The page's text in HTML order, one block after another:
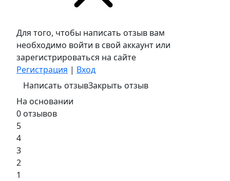
Для того, чтобы написать отзыв вам
необходимо войти в свой аккаунт или
зарегистрироваться на сайте
Регистрация | Вход
Написать отзывЗакрыть отзыв
На основании
0 отзывов
5
4
3
2
1